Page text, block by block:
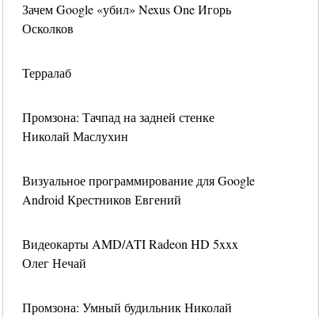
Зачем Google «убил» Nexus One Игорь
Осколков
Терралаб
Промзона: Тачпад на задней стенке
Николай Маслухин
Визуальное программирование для Google
Android Крестников Евгений
Видеокарты AMD/ATI Radeon HD 5xxx
Олег Нечай
Промзона: Умный будильник Николай